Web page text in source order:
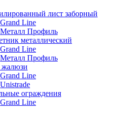
лист заборный
Grand Line
Металл Профиль
металлический
Grand Line
Металл Профиль
жалюзи
Grand Line
Unistrade
ограждения
Grand Line